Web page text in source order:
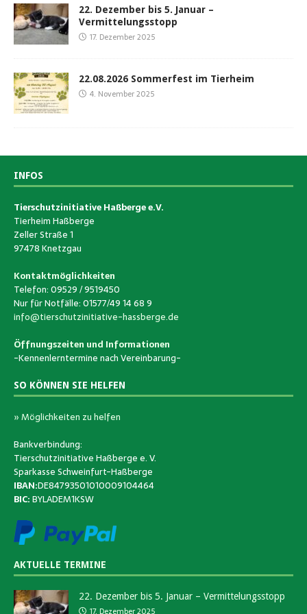
22. Dezember bis 5. Januar –
Vermittelungsstopp
17. Dezember 2025
22.08.2026 Sommerfest im Tierheim
4. November 2025
INFOS
Tierschutzinitiative Haßberge e.V.
Tierheim Haßberge
Zeller Straße 1
97478 Knetzgau
Kontaktmöglichkeiten
Telefon: 09529 / 9519450
Nur für Notfälle: 01577/49 14 68 9
info@tierschutzinitiative-hassberge.de
Öffnungszeiten und Informationen
-Kennenlerntermine nach Vereinbarung-
SO KÖNNEN SIE HELFEN
» Möglichkeiten zu helfen
Bankverbindung:
Tierschutzinitiative Haßberge e. V.
Sparkasse Schweinfurt-Haßberge
IBAN:DE84793501010009104464
BIC:BYLADEM1KSW
AKTUELLE TERMINE
22. Dezember bis 5. Januar – Vermittelungsstopp
17. Dezember 2025